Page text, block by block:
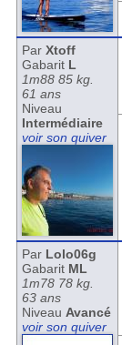
Par Xtoff
Gabarit L
1m88 85 kg.
61 ans
Niveau
Intermédiaire
voir son quiver
Par Lolo06g
Gabarit ML
1m78 78 kg.
63 ans
Niveau Avancé
voir son quiver